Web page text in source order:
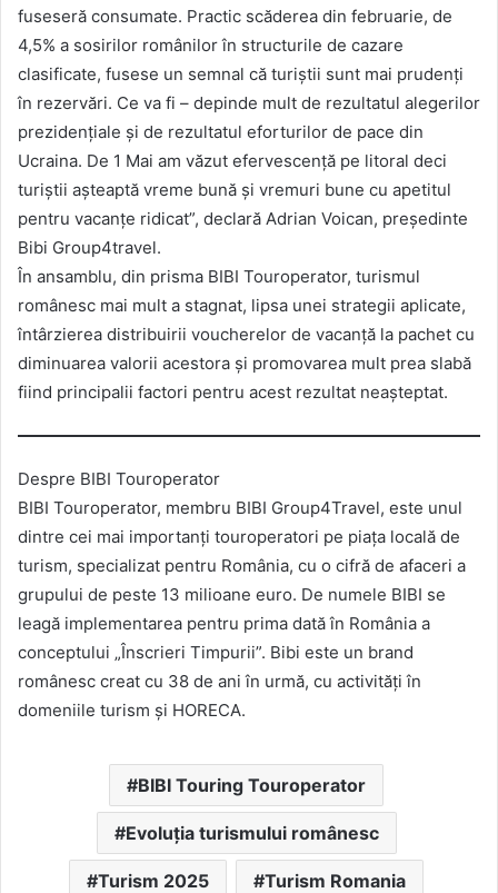
fuseseră consumate. Practic scăderea din februarie, de
4,5% a sosirilor românilor în structurile de cazare
clasificate, fusese un semnal că turiștii sunt mai prudenți
în rezervări. Ce va fi – depinde mult de rezultatul alegerilor
prezidențiale și de rezultatul eforturilor de pace din
Ucraina. De 1 Mai am văzut efervescență pe litoral deci
turiștii așteaptă vreme bună și vremuri bune cu apetitul
pentru vacanțe ridicat”, declară Adrian Voican, președinte
Bibi Group4travel.
În ansamblu, din prisma BIBI Touroperator, turismul
românesc mai mult a stagnat, lipsa unei strategii aplicate,
întârzierea distribuirii voucherelor de vacanță la pachet cu
diminuarea valorii acestora și promovarea mult prea slabă
fiind principalii factori pentru acest rezultat neașteptat.
Despre BIBI Touroperator
BIBI Touroperator, membru BIBI Group4Travel, este unul
dintre cei mai importanți touroperatori pe piața locală de
turism, specializat pentru România, cu o cifră de afaceri a
grupului de peste 13 milioane euro. De numele BIBI se
leagă implementarea pentru prima dată în România a
conceptului „Înscrieri Timpurii”. Bibi este un brand
românesc creat cu 38 de ani în urmă, cu activități în
domeniile turism și HORECA.
BIBI Touring Touroperator
Evoluția turismului românesc
Turism 2025 Turism Romania